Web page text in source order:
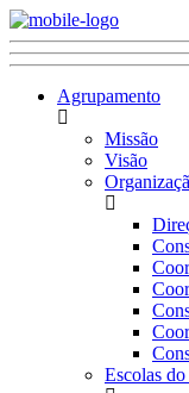
Agrupamento
Missão
Visão
Escolas